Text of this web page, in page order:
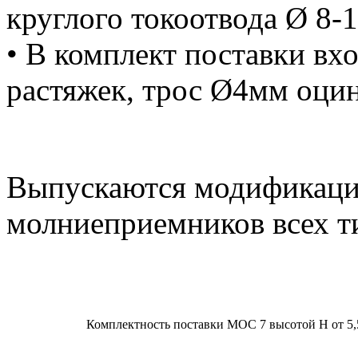
круглого токоотвода Ø
• В комплект поставки
растяжек, трос Ø4мм
Выпускаются
молниеприемников всех
Комплектность поставки МОС 7 высотой H от